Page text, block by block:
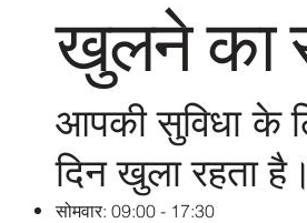
खुलने का
आपकी सुविधा के
दिन खुला रहता है।
सोमवार: 09:00 - 17:30